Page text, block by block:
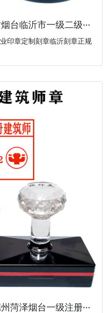
台临沂市一级二级···
印章定制刻章临沂刻章正规
菏泽烟台一级注册···